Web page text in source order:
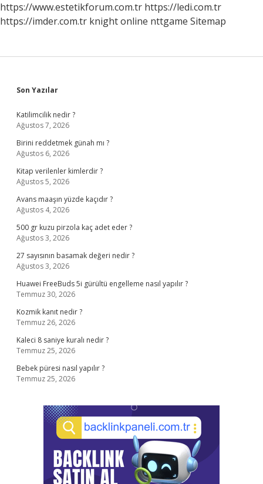
https://www.estetikforum.com.tr https://ledi.com.tr
https://imder.com.tr knight online nttgame Sitemap
Sidebar
Son Yazılar
Katilimcilik nedir ?
Ağustos 7, 2026
Birini reddetmek günah mı ?
Ağustos 6, 2026
Kitap verilenler kimlerdir ?
Ağustos 5, 2026
Avans maaşın yüzde kaçıdır ?
Ağustos 4, 2026
500 gr kuzu pirzola kaç adet eder ?
Ağustos 3, 2026
27 sayısının basamak değeri nedir ?
Ağustos 3, 2026
Huawei FreeBuds 5i gürültü engelleme nasıl yapılır ?
Temmuz 30, 2026
Kozmik kanıt nedir ?
Temmuz 26, 2026
Kaleci 8 saniye kuralı nedir ?
Temmuz 25, 2026
Bebek püresi nasıl yapılır ?
Temmuz 25, 2026